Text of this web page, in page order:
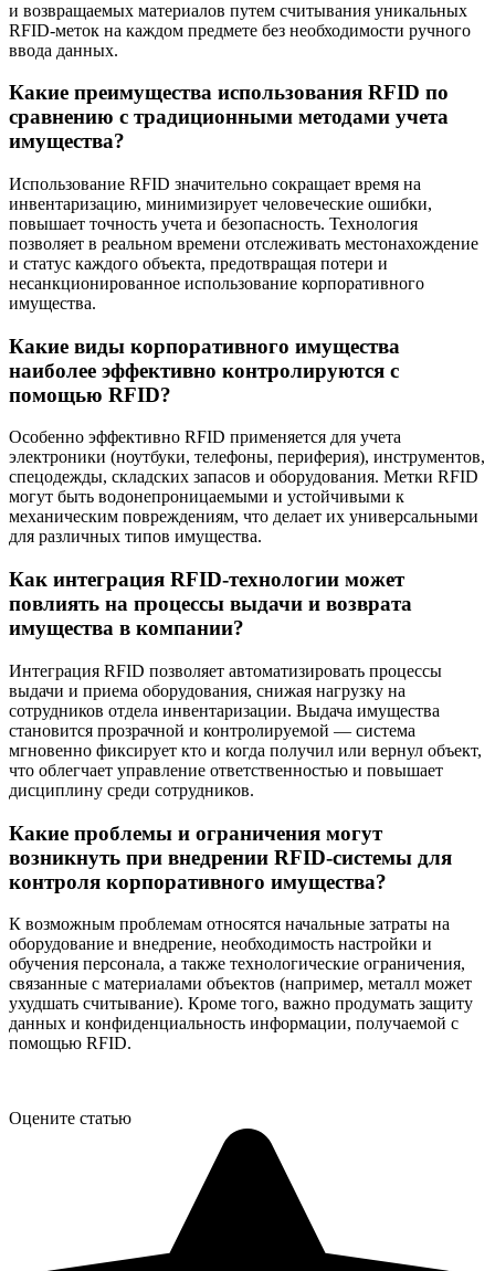
и возвращаемых материалов путем считывания уникальных
RFID-меток на каждом предмете без необходимости ручного
ввода данных.
Какие преимущества использования RFID по
сравнению с традиционными методами учета
имущества?
Использование RFID значительно сокращает время на
инвентаризацию, минимизирует человеческие ошибки,
повышает точность учета и безопасность. Технология
позволяет в реальном времени отслеживать местонахождение
и статус каждого объекта, предотвращая потери и
несанкционированное использование корпоративного
имущества.
Какие виды корпоративного имущества
наиболее эффективно контролируются с
помощью RFID?
Особенно эффективно RFID применяется для учета
электроники (ноутбуки, телефоны, периферия), инструментов,
спецодежды, складских запасов и оборудования. Метки RFID
могут быть водонепроницаемыми и устойчивыми к
механическим повреждениям, что делает их универсальными
для различных типов имущества.
Как интеграция RFID-технологии может
повлиять на процессы выдачи и возврата
имущества в компании?
Интеграция RFID позволяет автоматизировать процессы
выдачи и приема оборудования, снижая нагрузку на
сотрудников отдела инвентаризации. Выдача имущества
становится прозрачной и контролируемой — система
мгновенно фиксирует кто и когда получил или вернул объект,
что облегчает управление ответственностью и повышает
дисциплину среди сотрудников.
Какие проблемы и ограничения могут
возникнуть при внедрении RFID-системы для
контроля корпоративного имущества?
К возможным проблемам относятся начальные затраты на
оборудование и внедрение, необходимость настройки и
обучения персонала, а также технологические ограничения,
связанные с материалами объектов (например, металл может
ухудшать считывание). Кроме того, важно продумать защиту
данных и конфиденциальность информации, получаемой с
помощью RFID.
Оцените статью